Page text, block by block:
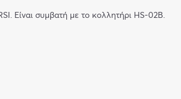
Είναι συμβατή με το κολλητήρι HS-02B.